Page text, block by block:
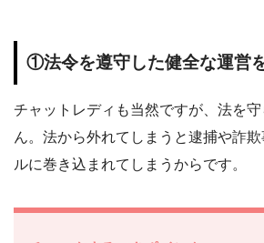
①法令を遵守した健全な運営
チャットレディも当然ですが、法を
ん。法から外れてしまうと逮捕や詐
ルに巻き込まれてしまうからです。